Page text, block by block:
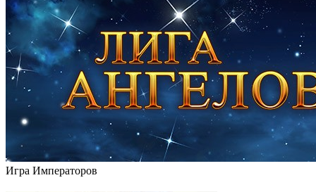
Игра Императоров